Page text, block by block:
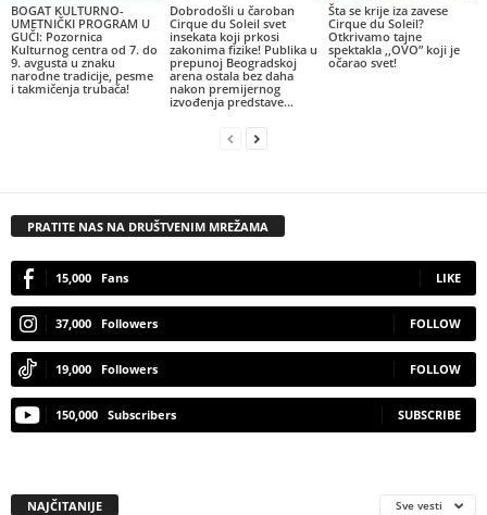
BOGAT KULTURNO-
UMETNIČKI PROGRAM U
GUČI: Pozornica
Kulturnog centra od 7. do
9. avgusta u znaku
narodne tradicije, pesme
i takmičenja trubača!
Dobrodošli u čaroban
Cirque du Soleil svet
insekata koji prkosi
zakonima fizike! Publika u
prepunoj Beogradskoj
arena ostala bez daha
nakon premijernog
izvođenja predstave...
Šta se krije iza zavese
Cirque du Soleil?
Otkrivamo tajne
spektakla ,,OVO” koji je
očarao svet!
PRATITE NAS NA DRUŠTVENIM MREŽAMA
15,000 Fans LIKE
37,000 Followers FOLLOW
19,000 Followers FOLLOW
150,000 Subscribers SUBSCRIBE
NAJČITANIJE Sve vesti